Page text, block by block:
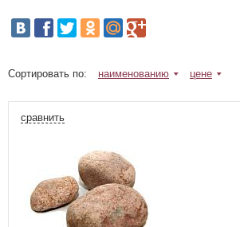
Сортировать по: наименованию цене
сравнить